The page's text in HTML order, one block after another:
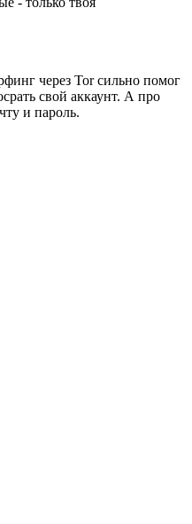
через Tor сильно помог
свой аккаунт. А про
и пароль.